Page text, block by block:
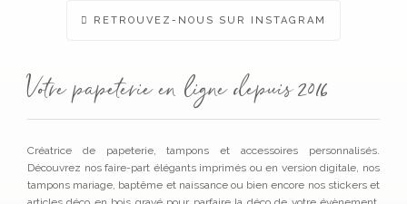
RETROUVEZ-NOUS SUR INSTAGRAM
Votre papeterie en ligne depuis 2016
Créatrice de papeterie, tampons et accessoires personnalisés.
Découvrez nos faire-part élégants imprimés ou en version digitale, nos
tampons mariage, baptême et naissance ou bien encore nos stickers et